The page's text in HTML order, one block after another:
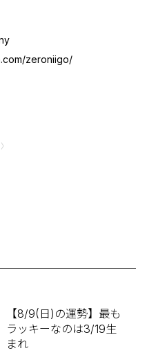
zeroniigo/
【8/9(日)の運勢】最も
ラッキーなのは3/19生
まれ